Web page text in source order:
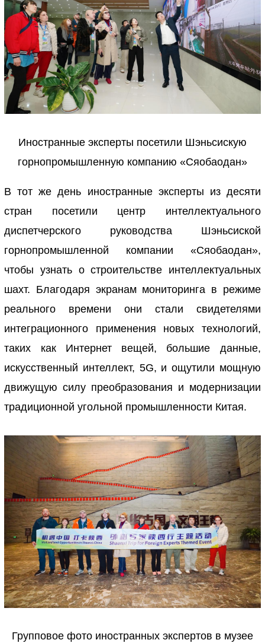
Иностранные эксперты посетили Шэньсискую
горнопромышленную компанию «Сяобаодан»
В тот же день иностранные эксперты из десяти
стран посетили центр интеллектуального
диспетчерского руководства Шэньсиской
горнопромышленной компании «Сяобаодан»,
чтобы узнать о строительстве интеллектуальных
шахт. Благодаря экранам мониторинга в режиме
реального времени они стали свидетелями
интеграционного применения новых технологий,
таких как Интернет вещей, большие данные,
искусственный интеллект, 5G, и ощутили мощную
движущую силу преобразования и модернизации
традиционной угольной промышленности Китая.
Групповое фото иностранных экспертов в музее